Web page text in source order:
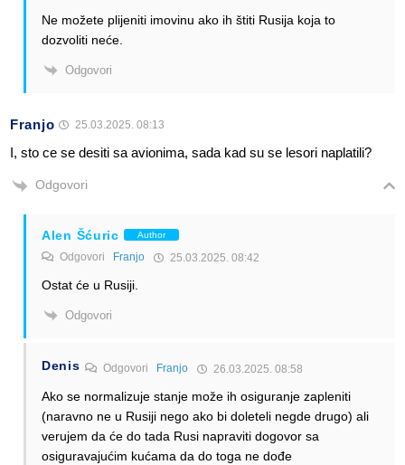
Ne možete plijeniti imovinu ako ih štiti Rusija koja to
dozvoliti neće.
Odgovori
Franjo 25.03.2025. 08:13
I, sto ce se desiti sa avionima, sada kad su se lesori naplatili?
Odgovori
Alen Šćuric Author
Odgovori Franjo 25.03.2025. 08:42
Ostat će u Rusiji.
Odgovori
Denis Odgovori Franjo 26.03.2025. 08:58
Ako se normalizuje stanje može ih osiguranje zapleniti
(naravno ne u Rusiji nego ako bi doleteli negde drugo) ali
verujem da će do tada Rusi napraviti dogovor sa
osiguravajućim kućama da do toga ne dođe